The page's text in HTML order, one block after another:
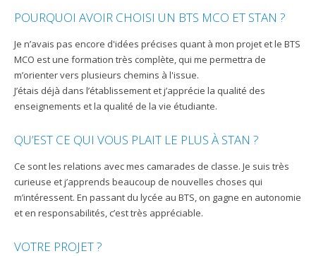
POURQUOI AVOIR CHOISI UN BTS MCO ET STAN ?
Je n’avais pas encore d'idées précises quant à mon projet et le BTS
MCO est une formation très complète, qui me permettra de
m’orienter vers plusieurs chemins à l'issue.
J’étais déjà dans l’établissement et j’apprécie la qualité des
enseignements et la qualité de la vie étudiante.
QU’EST CE QUI VOUS PLAIT LE PLUS À STAN ?
Ce sont les relations avec mes camarades de classe. Je suis très
curieuse et j’apprends beaucoup de nouvelles choses qui
m’intéressent. En passant du lycée au BTS, on gagne en autonomie
et en responsabilités, c’est très appréciable.
VOTRE PROJET ?